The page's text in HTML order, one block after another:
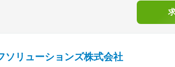
ソリューションズ株式会社